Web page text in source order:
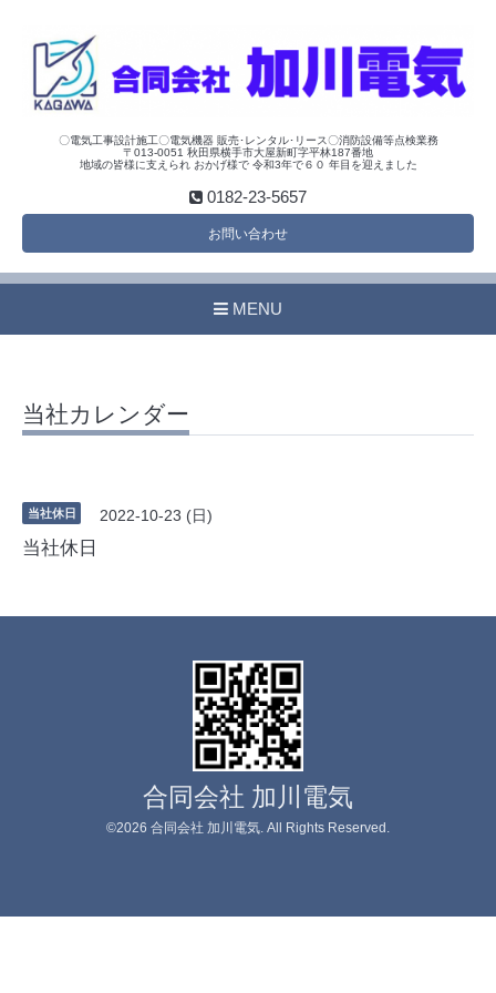
〇電気工事設計施工〇電気機器 販売･レンタル･リース〇消防設備等点検業務
〒013-0051 秋田県横手市大屋新町字平林187番地
地域の皆様に支えられ おかげ様で 令和3年で６０ 年目を迎えました
0182-23-5657
お問い合わせ
MENU
当社カレンダー
当社休日 2022-10-23 (日)
当社休日
合同会社 加川電気
©2026 合同会社 加川電気 . All Rights Reserved.